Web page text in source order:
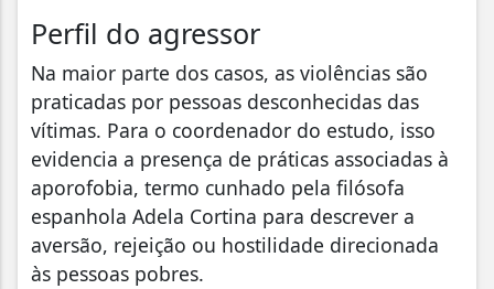
Perfil do agressor
Na maior parte dos casos, as violências são
praticadas por pessoas desconhecidas das
vítimas. Para o coordenador do estudo, isso
evidencia a presença de práticas associadas à
aporofobia, termo cunhado pela filósofa
espanhola Adela Cortina para descrever a
aversão, rejeição ou hostilidade direcionada
às pessoas pobres.